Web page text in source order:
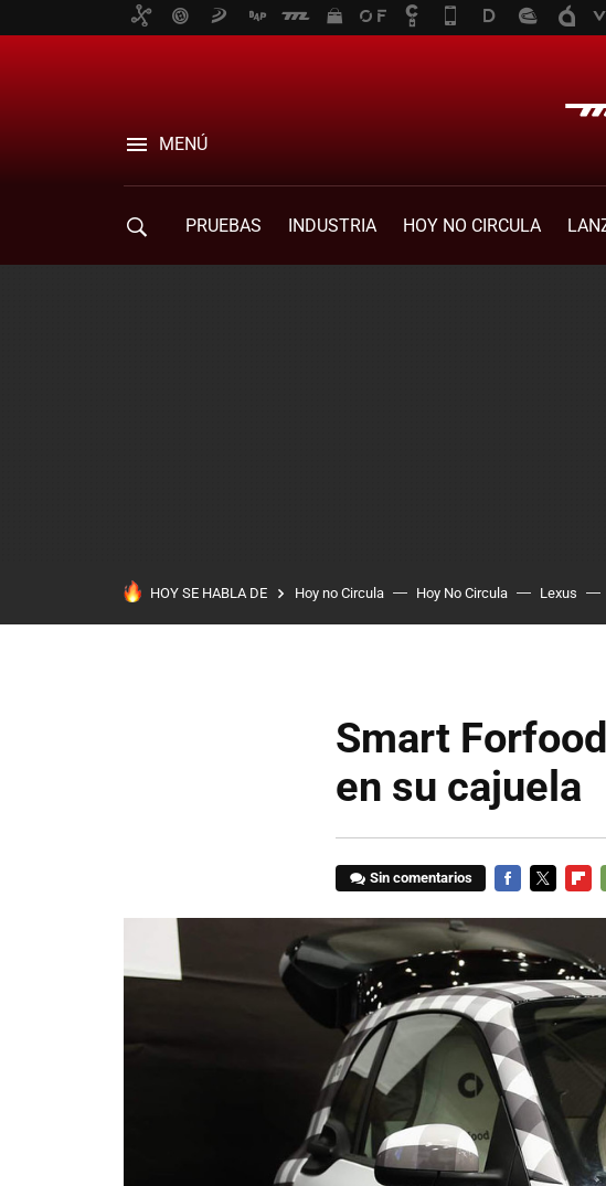
MENÚ
PRUEBAS INDUSTRIA HOY NO CIRCULA
HOY SE HABLA DE Hoy no Circula Hoy No Circula Lexus
Smart
en su cajuela
Sin comentarios